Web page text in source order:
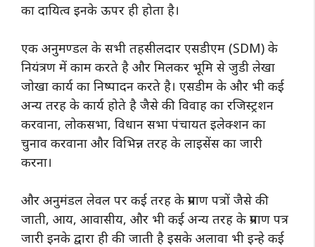
का दायित्व इनके ऊपर ही होता है।
एक अनुमण्डल के सभी तहसीलदार एसडीएम (SDM) के
नियंत्रण में काम करते है और मिलकर भूमि से जुडी लेखा
जोखा कार्य का निष्पादन करते है। एसडीम के और भी कई
अन्य तरह के कार्य होते है जैसे की विवाह का रजिस्ट्रशन
करवाना, लोकसभा, विधान सभा पंचायत इलेक्शन का
चुनाव करवाना और विभिन्न तरह के लाइसेंस का जारी
करना।
और अनुमंडल लेवल पर कई तरह के प्रमाण पत्रों जैसे की
जाती, आय, आवासीय, और भी कई अन्य तरह के प्रमाण पत्र
जारी इनके द्वारा ही की जाती है इसके अलावा भी इन्हे कई